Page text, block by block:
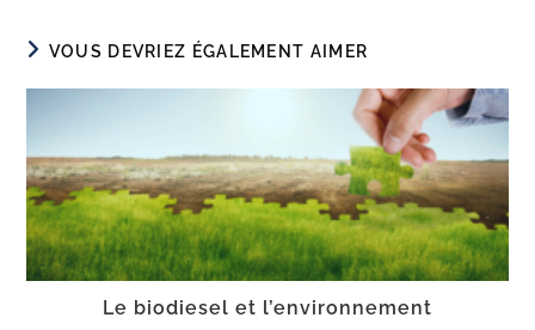
VOUS DEVRIEZ ÉGALEMENT AIMER
Le biodiesel et l’environnement